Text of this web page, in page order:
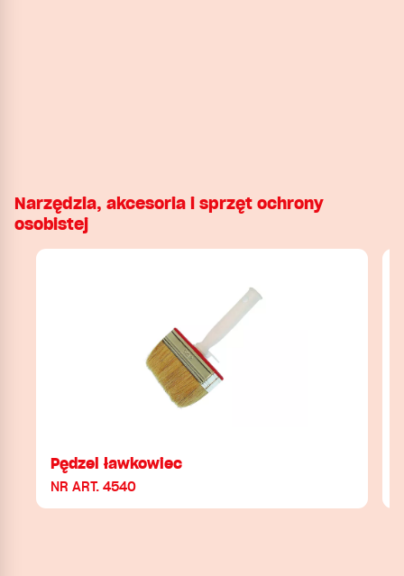
Narzędzia, akcesoria i sprzęt ochrony
osobistej
Pędzel ławkowiec
NR ART. 4540